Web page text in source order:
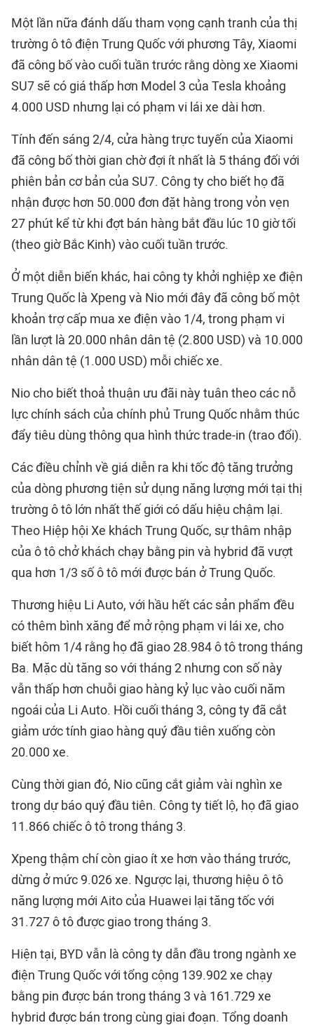
Một lần nữa đánh dấu tham vọng cạnh tranh của thị
trường ô tô điện Trung Quốc với phương Tây, Xiaomi
đã công bố vào cuối tuần trước rằng dòng xe Xiaomi
SU7 sẽ có giá thấp hơn Model 3 của Tesla khoảng
4.000 USD nhưng lại có phạm vi lái xe dài hơn.
Tính đến sáng 2/4, cửa hàng trực tuyến của Xiaomi
đã công bố thời gian chờ đợi ít nhất là 5 tháng đối với
phiên bản cơ bản của SU7. Công ty cho biết họ đã
nhận được hơn 50.000 đơn đặt hàng trong vỏn vẹn
27 phút kể từ khi đợt bán hàng bắt đầu lúc 10 giờ tối
(theo giờ Bắc Kinh) vào cuối tuần trước.
Ở một diễn biến khác, hai công ty khởi nghiệp xe điện
Trung Quốc là Xpeng và Nio mới đây đã công bố một
khoản trợ cấp mua xe điện vào 1/4, trong phạm vi
lần lượt là 20.000 nhân dân tệ (2.800 USD) và 10.000
nhân dân tệ (1.000 USD) mỗi chiếc xe.
Nio cho biết thoả thuận ưu đãi này tuân theo các nỗ
lực chính sách của chính phủ Trung Quốc nhằm thúc
đẩy tiêu dùng thông qua hình thức trade-in (trao đổi).
Các điều chỉnh về giá diễn ra khi tốc độ tăng trưởng
của dòng phương tiện sử dụng năng lượng mới tại thị
trường ô tô lớn nhất thế giới có dấu hiệu chậm lại.
Theo Hiệp hội Xe khách Trung Quốc, sự thâm nhập
của ô tô chở khách chạy bằng pin và hybrid đã vượt
qua hơn 1/3 số ô tô mới được bán ở Trung Quốc.
Thương hiệu Li Auto, với hầu hết các sản phẩm đều
có thêm bình xăng để mở rộng phạm vi lái xe, cho
biết hôm 1/4 rằng họ đã giao 28.984 ô tô trong tháng
Ba. Mặc dù tăng so với tháng 2 nhưng con số này
vẫn thấp hơn chuỗi giao hàng kỷ lục vào cuối năm
ngoái của Li Auto. Hồi cuối tháng 3, công ty đã cắt
giảm ước tính giao hàng quý đầu tiên xuống còn
20.000 xe.
Cùng thời gian đó, Nio cũng cắt giảm vài nghìn xe
trong dự báo quý đầu tiên. Công ty tiết lộ, họ đã giao
11.866 chiếc ô tô trong tháng 3.
Xpeng thậm chí còn giao ít xe hơn vào tháng trước,
dừng ở mức 9.026 xe. Ngược lại, thương hiệu ô tô
năng lượng mới Aito của Huawei lại tăng tốc với
31.727 ô tô được giao trong tháng 3.
Hiện tại, BYD vẫn là công ty dẫn đầu trong ngành xe
điện Trung Quốc với tổng cộng 139.902 xe chạy
bằng pin được bán trong tháng 3 và 161.729 xe
hybrid được bán trong cùng giai đoạn. Tổng doanh